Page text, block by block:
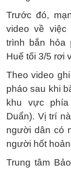
Trước đó,
video về việc
trình bắn hỏa
Huế tối 3/5 rơi
Theo video
pháo sau khi
khu vực
Duẩn). Vị trí
người dân có
người hốt
Trung tâm